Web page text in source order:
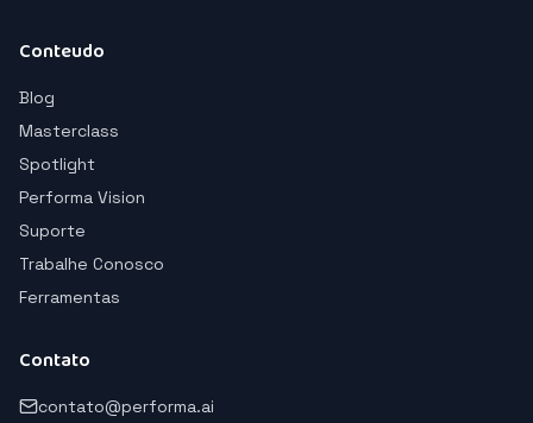
Conteudo
Blog
Masterclass
Spotlight
Performa Vision
Suporte
Trabalhe Conosco
Ferramentas
Contato
contato@performa.ai